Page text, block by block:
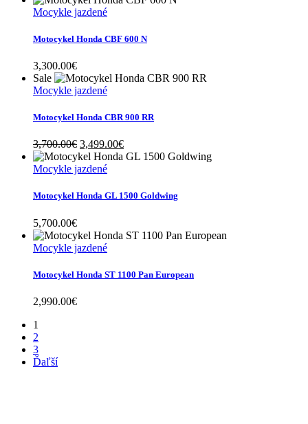
Mocykle jazdené
Motocykel Honda CBF 600 N
3,300.00€
Sale
Mocykle jazdené
Motocykel Honda CBR 900 RR
3,700.00€ Original
price
was:
3,499.00€Current
price
Mocykle jazdené
Motocykel Honda GL 1500 Goldwing
5,700.00€
Mocykle jazdené
Motocykel Honda ST 1100 Pan European
2,990.00€
1
2
3
Ďaľší